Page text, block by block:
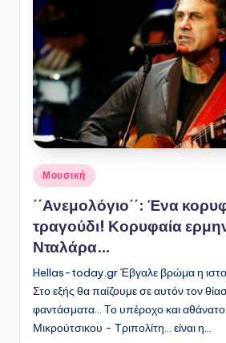
Αναρτήθηκε
σε
Μουσική
΄΄Ανεμολόγιο΄΄: Ένα
τραγούδι! Κορυφαία
Νταλάρα…
Hellas-today.gr Έβγαλε βρώμα η
Στο εξής θα παίζουμε σε αυτόν τον
φαντάσματα... Το υπέροχο και
Μικρούτσικου - Τριπολίτη... είναι η…